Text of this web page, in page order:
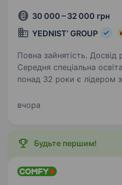
30 000 – 32 000 грн
YEDNIST’ GROUP
Повна зайнятість. Досвід
Середня спеціальна освіта. Фірма
понад 32 роки є лідером
торгово-виробничої
вчора
Будьте першим!